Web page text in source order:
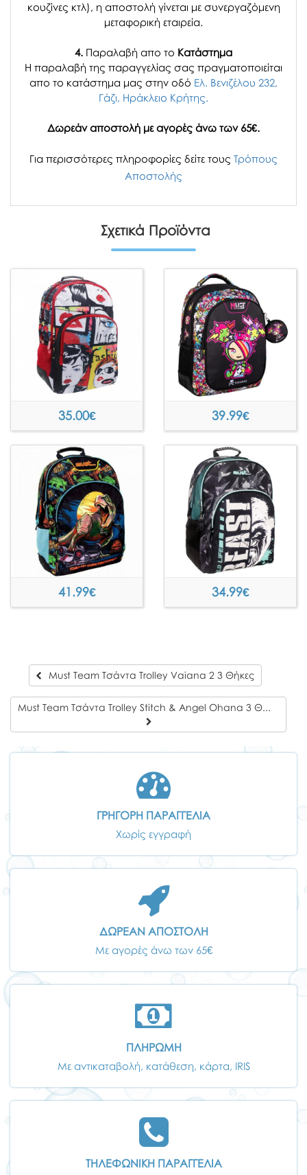
κουζίνες κτλ), η αποστολή γίνεται με συνεργαζόμενη
μεταφορική εταιρεία.
4. Παραλαβή απο το Κατάστημα
H παραλαβή της παραγγελίας σας πραγματοποιείται
απο το κατάστημα μας στην οδό Ελ. Βενιζέλου 232,
Γάζι, Ηράκλειο Κρήτης.
Δωρεάν αποστολή με αγορές άνω των 65€.
Για περισσότερες πληροφορίες δείτε τους Τρόπους
Αποστολής
Σχετικά Προϊόντα
35.00€ 39.99€
41.99€ 34.99€
Must Team Τσάντα Trolley Vaiana 2 3 Θήκες
Must Team Τσάντα Trolley Stitch & Angel Ohana 3 Θήκες
ΓΡΗΓΟΡΗ ΠΑΡΑΓΓΕΛΙΑ
Χωρίς εγγραφή
ΔΩΡΕΑΝ ΑΠΟΣΤΟΛΗ
Με αγορές άνω των 65€
ΠΛΗΡΩΜΗ
Με αντικαταβολή, κατάθεση, κάρτα, IRIS
ΤΗΛΕΦΩΝΙΚΗ ΠΑΡΑΓΓΕΛΙΑ